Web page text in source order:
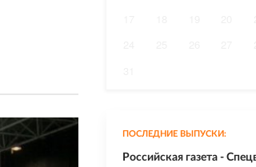
ПОСЛЕДНИЕ ВЫПУСКИ:
Российская газета -